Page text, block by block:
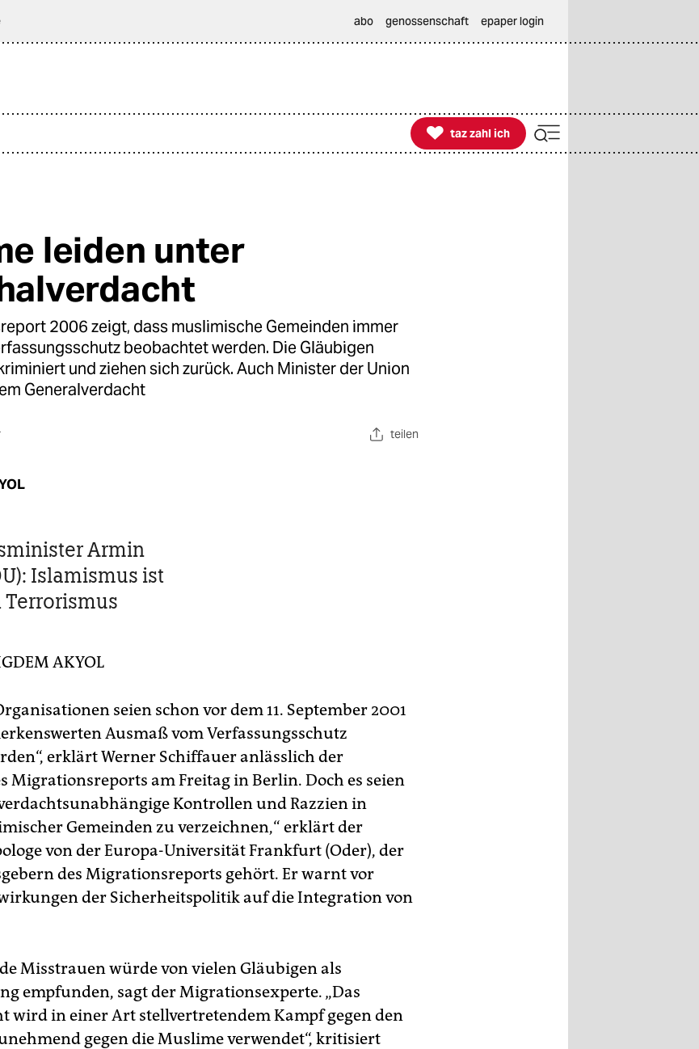
abo genossenschaft epaper login

taz zahl ich
taz zahl ich
leiden unter
2006 zeigt, dass muslimische Gemeinden immer
beobachtet werden. Die Gläubigen
und ziehen sich zurück. Auch Minister der Union
Generalverdacht
teilen
Armin
Islamismus ist
AKYOL
seien schon vor dem 11. September 2001
Ausmaß vom Verfassungsschutz
erklärt Werner Schiffauer anlässlich der
Migrationsreports am Freitag in Berlin. Doch es seien
Kontrollen und Razzien in
Gemeinden zu verzeichnen,“ erklärt der
von der Europa-Universität Frankfurt (Oder), der
des Migrationsreports gehört. Er warnt vor
der Sicherheitspolitik auf die Integration von
Misstrauen würde von vielen Gläubigen als
empfunden, sagt der Migrationsexperte. „Das
wird in einer Art stellvertretendem Kampf gegen den
gegen die Muslime verwendet“, kritisiert